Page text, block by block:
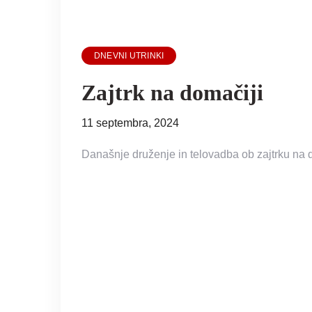
DNEVNI UTRINKI
Zajtrk na domačiji
11 septembra, 2024
Današnje druženje in telovadba ob zajtrku na